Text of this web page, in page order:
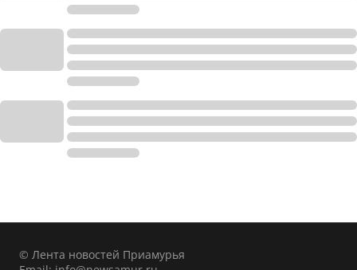
© Лента новостей Приамурья